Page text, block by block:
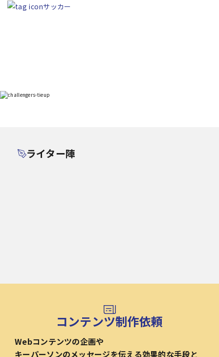
サッカー
ライター陣
コンテンツ制作依頼
Webコンテンツの企画や
キーパーソンのメッセージを伝える効果的な手段と